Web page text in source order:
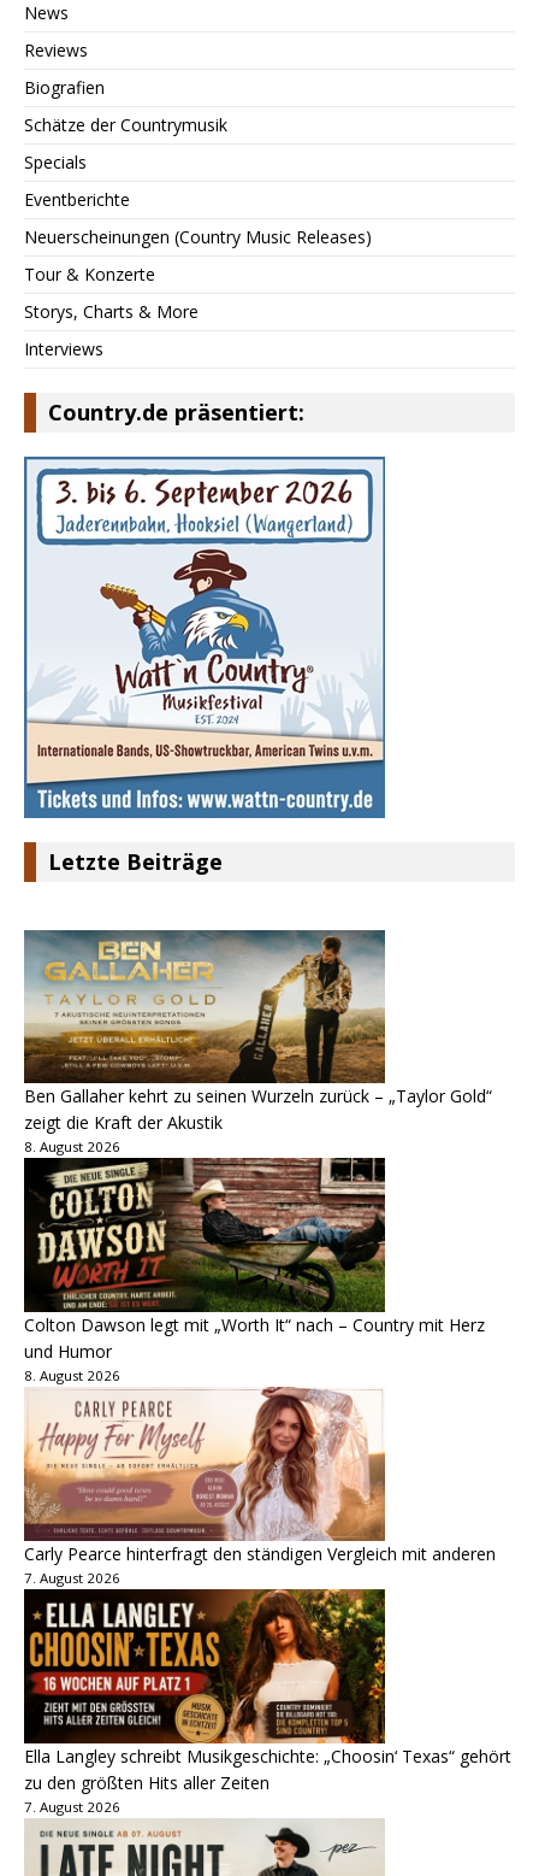
News
Reviews
Biografien
Schätze der Countrymusik
Specials
Eventberichte
Neuerscheinungen (Country Music Releases)
Tour & Konzerte
Storys, Charts & More
Interviews
Country.de präsentiert:
Letzte Beiträge
Ben Gallaher kehrt zu seinen Wurzeln zurück – „Taylor Gold“
zeigt die Kraft der Akustik
8. August 2026
Colton Dawson legt mit „Worth It“ nach – Country mit Herz
und Humor
8. August 2026
Carly Pearce hinterfragt den ständigen Vergleich mit anderen
7. August 2026
Ella Langley schreibt Musikgeschichte: „Choosin‘ Texas“ gehört
zu den größten Hits aller Zeiten
7. August 2026